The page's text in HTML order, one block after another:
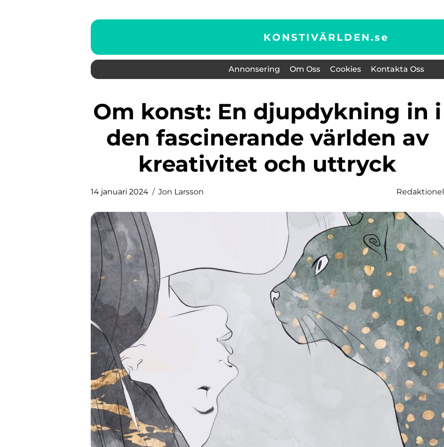
KONSTIVÄRLDEN.se
Annonsering Om Oss Cookies Kontakta Oss
Om konst: En djupdykning in i
den fascinerande världen av
kreativitet och uttryck
14 januari 2024 Jon Larsson Redaktionel